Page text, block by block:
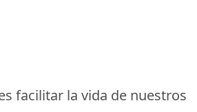
facilitar la vida de nuestros